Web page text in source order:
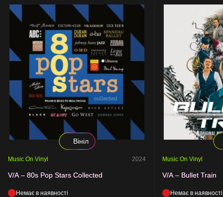
Вініл
Music On Vinyl 2024
V/A – 80s Pop Stars Collected
Немає в наявності
Music On Vinyl
V/A – Bullet Train
Немає в наявності